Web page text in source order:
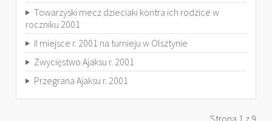
Towarzyski mecz dzieciaki kontra ich rodzice w
roczniku 2001
II miejsce r. 2001 na turnieju w Olsztynie
Zwycięstwo Ajaksu r. 2001
Przegrana Ajaksu r. 2001
Strona 1 z 9